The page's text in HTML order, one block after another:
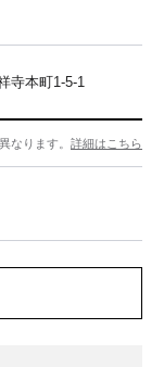
寺本町1-5-1
なります。 詳細はこちら